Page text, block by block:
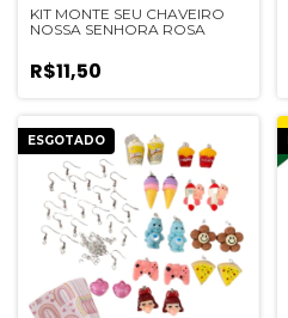
KIT MONTE SEU CHAVEIRO
NOSSA SENHORA ROSA
R$11,50
ESGOTADO